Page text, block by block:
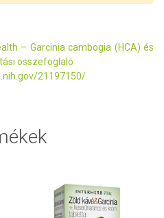
– Garcinia cambogia (HCA) és
összefoglaló
21197150/